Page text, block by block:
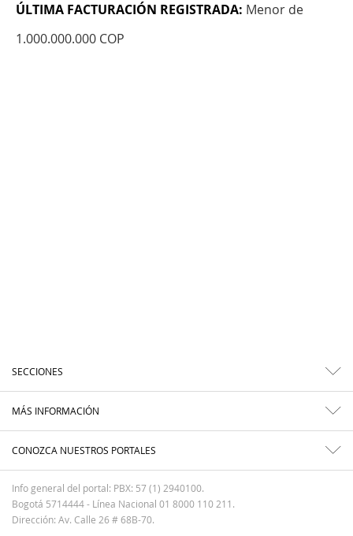
ÚLTIMA FACTURACIÓN REGISTRADA: Menor de
1.000.000.000 COP
SECCIONES
MÁS INFORMACIÓN
CONOZCA NUESTROS PORTALES
Info general del portal: PBX: 57 (1) 2940100.
Bogotá 5714444 - Línea Nacional 01 8000 110 211.
Dirección: Av. Calle 26 # 68B-70.